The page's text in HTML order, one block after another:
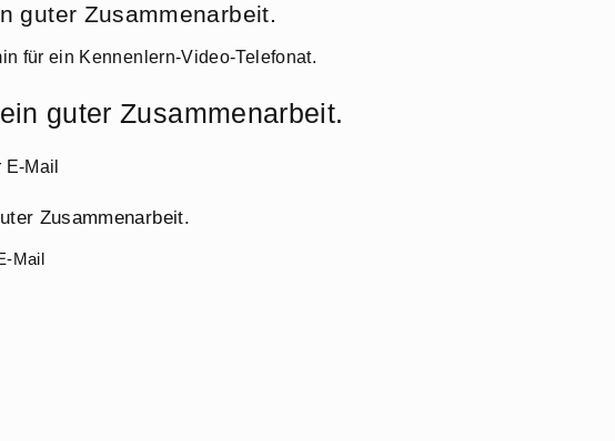
guter Zusammenarbeit.
für ein Kennenlern-Video-Telefonat.
guter Zusammenarbeit.
Mail
Zusammenarbeit.
Mail